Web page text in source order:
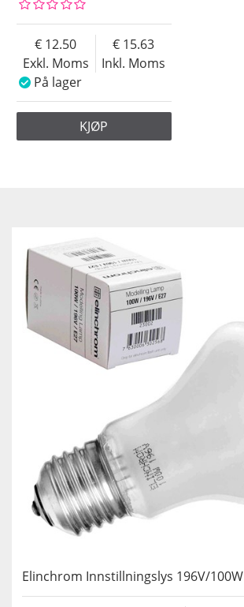
Exkl. Moms
12.50
Inkl. Moms
15.63
På lager
KJØP
Elinchrom Innstillningslys 196V/100W